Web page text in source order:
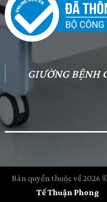
GIƯỜNG BỆNH
Bản quyền thuộc về 2026
Tế Thuận Phong